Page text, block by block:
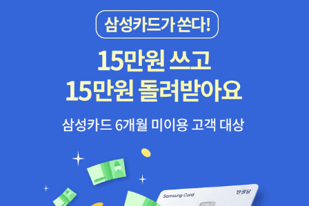
기억들에 대해 되돌아보게 된다. 우리가 잊었고, 어쩌면 지금 이 순간
도 우리에게서 잊혀지고 있는 것들에 대해서도. - ‘인지 공간’은 유기
체 뇌의 한계를 넘어 지식이 영구 보관되도록 돕는 큐빅 시스템이자
공동 지식 구역, 또는 격자 구조물을 뜻한다. ‘인지 공간’에는 정교한
자연의 이치와 세계의 놀라운 구조, 세계의 모든 아름다움이 담겨 있
은 전승되고 남겨진다. 하지만, 또한 공동 지식은 어린 시절 간직했던
차이와, 서로의 다른 기억을 잊게 만들며, 행성 밖으로는 나갈 수 없게
막는 존재이기도 하다. 태어날 때부터 몸이 작고 연약해서 ‘인지 공
간’에 들어갈 수 없었던 ‘이브’는 끊임없이 인류의 기원이 행성 밖에
있다고 믿으며, 인지 공간 밖을 탐험하던 중에 들짐승에 의해 죽고 만
만다.처음에는 나 역시 '맹목적인 종교적 관습 유지'를 비판하는 작품
이라 생각했는데 그 안에는 보다 숭고한 약속이 숨어 있었다. “신도
금기도 없지. 오직 약속만이 있단다.”'오래된 협약' 中마지막으로 시
간 개념이 개체마다 다를 수 있다는 상상력을 전개시킨 '캐빈 방정
식'이 수록되어 작품의 대미를 장식한다.​일부 인터넷 위키 페이지에
저자가 '페미니즘'에 관심이 많다고 소개되어 있어서 작품이 '정치적
올바름(PC)'으로 떡칠되어 있지 않을까 우려하는 사람도 있을 것 같
은데 읽어본 소감으로는 주인공들이 여성이라는 점을 제외하면 PC스
럽다는 생각은 딱히 들지 않았다.저자가 주목하는 '소수'에 대한 부분
도 현재의 성소수자나 장애인에 국한된 것이 아니라 SF적 상상력을
바탕으로 창조해낸 세상에서의 소수자들을 상정한 것이기 때문에 이
이죠. 인생의 태도 | 웨인 다이어불안해하고 있는 이들에게 건네는 메
시지로, 4년 전에 읽어보고 근래 마음을 재정비하기 위해 오랜만에
생각이 달라져야 태도가 달라지고 이것이 곧 행동의 변화로 이어질
수 있다고 강조합니다.즉, 선택은 자신의 몫이며 선택이 곧 변화의 유
무를 판단하는 것이니 삶을 변화시킬 수 있는 것은 결국 나 자신인 것
하신 분입니다.한국인 이야기(전4권, 완간)와 끝나지 않은 한국인 이
야기(전6권) 시리즈는 이어령 선생님의 최후의 유작으로, 『별의 지
도』는 지상에 남긴 하늘과 별의 이야기가 담겨 있습니다. 500일의 영
국 | 윤정영어를 제대로 배워오기 위해 영국으로 떠난 저자는 약 500